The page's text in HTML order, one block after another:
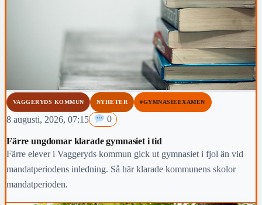
VAGGERYDS KOMMUN NYHETER #GYMNASIEEXAMEN
8 augusti, 2026, 07:15 0
Färre ungdomar klarade gymnasiet i tid
Färre elever i Vaggeryds kommun gick ut gymnasiet i fjol än vid
mandatperiodens inledning. Så här klarade kommunens skolor
mandatperioden.